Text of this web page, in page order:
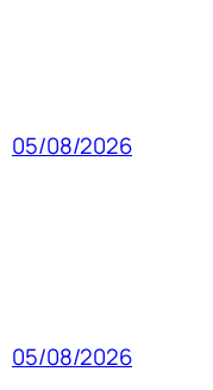
05/08/2026
05/08/2026